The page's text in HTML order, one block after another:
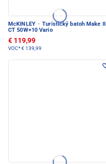
McKINLEY · Turistický batoh Make II
CT 50W+10 Vario
€ 119,99
VOC*€ 139,99